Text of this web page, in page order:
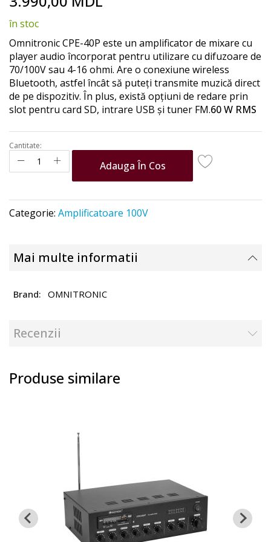
beginning
of
the
images
gallery
în stoc
Omnitronic CPE-40P este un amplificator de mixare cu
player audio încorporat pentru utilizare cu difuzoare de
70/100V sau 4-16 ohmi. Are o conexiune wireless
Bluetooth, astfel încât să puteți transmite muzică direct
de pe dispozitiv. În plus, există opțiuni de redare prin
slot pentru card SD, intrare USB și tuner FM.60 W RMS
Cantitate:
Adauga În Cos
Categorie: Amplificatoare 100V
Mai multe informatii
OMNITRONIC
Recenzii
Produse similare